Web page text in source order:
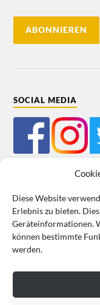
Diese Website
Erlebnis zu bieten.
Geräteinformationen.
können bestimmte
werden.
SOCIAL MEDIA
Mein Bestellkonto
Cookie-Richtlinie
VERTRAG